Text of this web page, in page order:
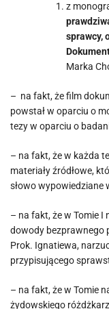
z
sprawcy,
Marka
– na fakt, że film
powstał w oparciu o
tezy w oparciu o
– na fakt, że w każda
materiały źródłowe,
słowo wypowiedziane
– na fakt, że w Tomie I
dowody bezprawnego
Prok. Ignatiewa,
przypisującego
– na fakt, że w Tomie
żydowskiego